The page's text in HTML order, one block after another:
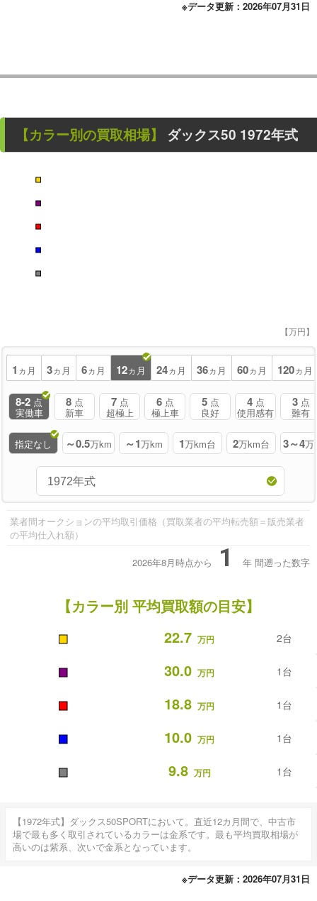
※データ更新：2026年07月31日
【カラー別の買取相場】 ダックス50 1972年式
■
■
■
■
■
【万円】
1 ヵ月 3ヵ月 6ヵ月 12ヵ月 24ヵ月 36ヵ月 60ヵ月 120ヵ月
8-2 点
実働車
8 点
新車
7 点
超極上
6 点
極上車
5 点
良好
4 点
使用感有
3 点
難有
指定なし ～0.5万km ～1万km 1万km台 2万km台 3～4万
業者間オークションの平均取引価格（買取業者の平均転売額＝販売業者
の平均仕入れ額）
2026年8月時点から 1 年 間遡った数字
【カラー別 平均買取額の目安】
■ 22.7 万円 2台
■ 30.0 万円 1台
■ 18.8 万円 1台
■ 10.0 万円 1台
■ 9.8 万円 1台
【1972年式】ダックス50SPORTにおいて。直近12カ月間で、中古市
場で最も多く取引されているカラーは金系です。最も平均買取相場が
高いのは紫系、次いで金系となっています。
※データ更新：2026年07月31日